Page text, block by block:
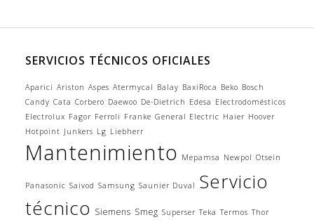
SERVICIOS TÉCNICOS OFICIALES
Aparici Ariston Aspes Atermycal Balay BaxiRoca Beko Bosch
Candy Cata Corbero Daewoo De-Dietrich Edesa Electrodomésticos
Electrolux Fagor Ferroli Franke General Electric Haier Hoover
Hotpoint Junkers Lg Liebherr
Mantenimiento Mepamsa Newpol Otsein
Panasonic Saivod Samsung Saunier Duval Servicio
técnico Siemens Smeg Superser Teka Termos Thor